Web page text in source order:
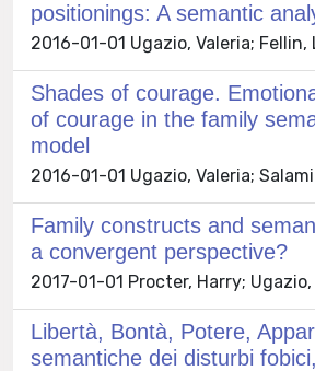
positionings: A semantic
2016-01-01 Ugazio, Valeria; Fellin,
Shades of courage.
of courage in the family
model
2016-01-01 Ugazio, Valeria;
Family constructs and
a convergent perspective?
2017-01-01 Procter, Harry; Ugazio,
Libertà, Bontà, Potere,
semantiche dei disturbi